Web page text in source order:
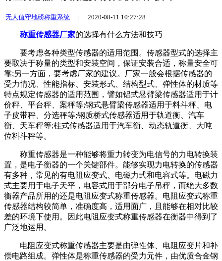
无人值守地磅称重系统 | 2020-08-11 10:27:28
称重传感器厂家的选择有什么方法和技巧
要考虑各种类型传感器的适用范围。传感器型式的选择主
要取决于称量的类型和安装空间，保证安装合适，称量安全可
靠;另一方面，要考虑厂家的建议。厂家一般会根据传感器的
受力情况、性能指标、安装形式、结构型式、弹性体的材质等
特点规定传感器的适用范围，譬如铝式悬臂梁传感器适用于计
价秤、平台秤、案秤等;钢式悬臂梁传感器适用于料斗秤、电
子皮带秤、分选秤等;钢质桥式传感器适用于轨道衡、汽车
衡、天车秤等;柱式传感器适用于汽车衡、动态轨道衡、大吨
位料斗秤等。
称重传感器是一种能够将重力转变为电信号的力电转换装
置，是电子衡器的一个关键部件。能够实现力电转换的传感器
有多种，常见的有电阻应变式、电磁力式和电容式等。电磁力
式主要用于电子天平，电容式用于部分电子吊秤，而绝大多数
衡器产品所用的还是电阻应变式称重传感器。电阻应变式称重
传感器结构较简单，准确度高，适用面广，且能够在相对比较
差的环境下使用。因此电阻应变式称重传感器在衡器中得到了
广泛地运用。
电阻应变式称重传感器主要是由弹性体、电阻应变片和补
偿电路组成。弹性体是称重传感器的受力元件，由优质合金钢